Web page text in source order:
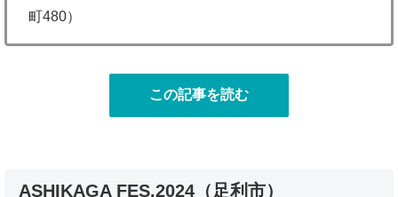
町480）
この記事を読む
ASHIKAGA FES.2024（足利市）